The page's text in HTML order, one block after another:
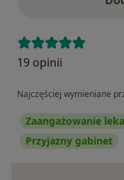
19 opinii
Najczęściej wymieniane
Zaangażowanie
Przyjazny gabinet